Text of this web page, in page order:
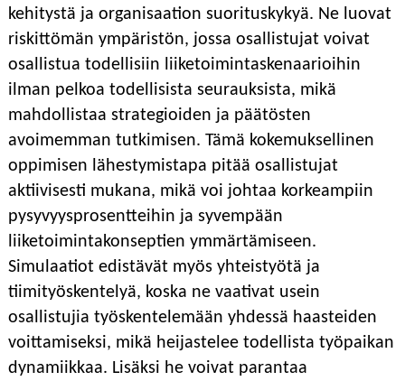
kehitystä ja organisaation suorituskykyä. Ne luovat
riskittömän ympäristön, jossa osallistujat voivat
osallistua todellisiin liiketoimintaskenaarioihin
ilman pelkoa todellisista seurauksista, mikä
mahdollistaa strategioiden ja päätösten
avoimemman tutkimisen. Tämä kokemuksellinen
oppimisen lähestymistapa pitää osallistujat
aktiivisesti mukana, mikä voi johtaa korkeampiin
pysyvyysprosentteihin ja syvempään
liiketoimintakonseptien ymmärtämiseen.
Simulaatiot edistävät myös yhteistyötä ja
tiimityöskentelyä, koska ne vaativat usein
osallistujia työskentelemään yhdessä haasteiden
voittamiseksi, mikä heijastelee todellista työpaikan
dynamiikkaa. Lisäksi he voivat parantaa